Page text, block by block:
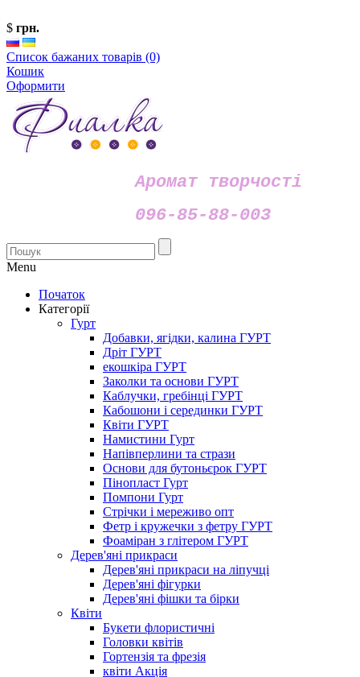
$ грн.
Список бажаних товарів (0)
Кошик
Оформити
Аромат творчості
096-85-88-003
Menu
Початок
Категорії
Гурт
Добавки, ягідки, калина ГУРТ
Дріт ГУРТ
екошкіра ГУРТ
Заколки та основи ГУРТ
Каблучки, гребінці ГУРТ
Кабошони і серединки ГУРТ
Квіти ГУРТ
Намистини Гурт
Напівперлини та стрази
Основи для бутоньєрок ГУРТ
Пінопласт Гурт
Помпони Гурт
Стрічки і мереживо опт
Фетр і кружечки з фетру ГУРТ
Фоаміран з глітером ГУРТ
Дерев'яні прикраси
Дерев'яні прикраси на ліпучці
Дерев'яні фігурки
Дерев'яні фішки та бірки
Квіти
Букети флористичні
Головки квітів
Гортензія та фрезія
квіти Акція